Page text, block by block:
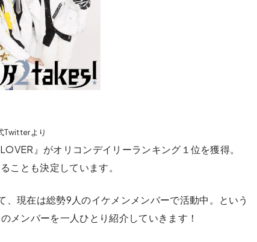
Twitterより
』がオリコンデイリーランキング１位を獲得。
ことも決定しています。
、現在は総勢9人のイケメンメンバーで活動中。という
メンバーを一人ひとり紹介していきます！